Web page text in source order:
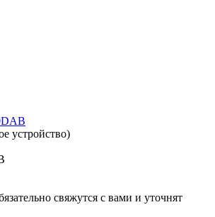
устройство)
свяжутся с вами и уточнят